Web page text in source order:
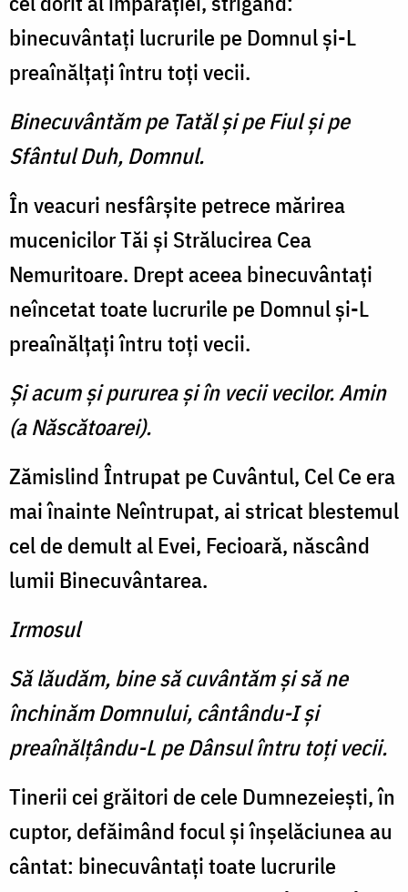
binecuvântaţi lucrurile pe Domnul şi-L
preaînălţaţi întru toţi vecii.
Binecuvântăm pe Tatăl şi pe Fiul şi pe
Sfântul Duh, Domnul.
În veacuri nesfârşite petrece mărirea
mucenicilor Tăi şi Strălucirea Cea
Nemuritoare. Drept aceea binecuvântaţi
neîncetat toate lucrurile pe Domnul şi-L
preaînălţaţi întru toţi vecii.
Şi acum şi pururea şi în vecii vecilor. Amin
(a Născătoarei).
Zămislind Întrupat pe Cuvântul, Cel Ce era
mai înainte Neîntrupat, ai stricat blestemul
cel de demult al Evei, Fecioară, născând
lumii Binecuvântarea.
Irmosul
Să lăudăm, bine să cuvântăm şi să ne
închinăm Domnului, cântându-I şi
preaînălţându-L pe Dânsul întru toţi vecii.
Tinerii cei grăitori de cele Dumnezeieşti, în
cuptor, defăimând focul şi înşelăciunea au
cântat: binecuvântaţi toate lucrurile